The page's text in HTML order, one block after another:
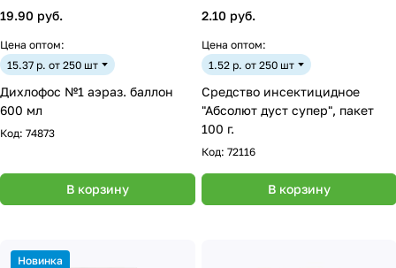
19.90 руб.
Цена оптом:
15.37 р. от 250 шт
Дихлофос №1 аэраз. баллон
600 мл
Код: 74873
В корзину
2.10 руб.
Цена оптом:
1.52 р. от 250 шт
Средство инсектицидное
"Абсолют дуст супер", пакет
100 г.
Код: 72116
В корзину
Новинка